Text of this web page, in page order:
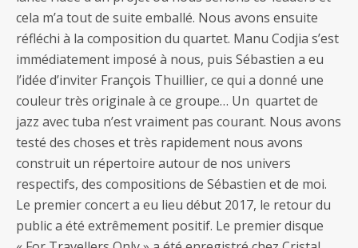
cela m’a tout de suite emballé. Nous avons ensuite
réfléchi à la composition du quartet. Manu Codjia s’est
immédiatement imposé à nous, puis Sébastien a eu
l’idée d’inviter François Thuillier, ce qui a donné une
couleur très originale à ce groupe… Un quartet de
jazz avec tuba n’est vraiment pas courant. Nous avons
testé des choses et très rapidement nous avons
construit un répertoire autour de nos univers
respectifs, des compositions de Sébastien et de moi.
Le premier concert a eu lieu début 2017, le retour du
public a été extrêmement positif. Le premier disque